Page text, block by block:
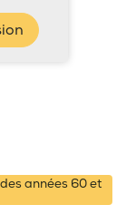
années 60 et